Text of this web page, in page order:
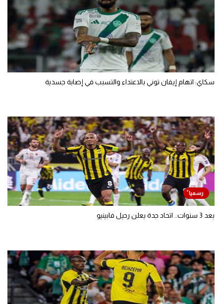
سكاي: اتهام إيفان توني بالاعتداء والتسبب في إصابة جسدية
بعد 3 سنوات.. اتحاد جدة يعلن رحيل فابينيو